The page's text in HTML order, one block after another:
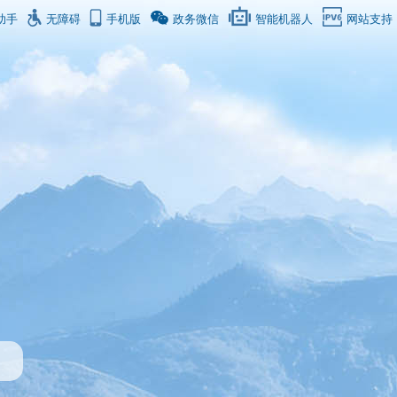
手 无障碍 手机版 政务微信 智能机器人 网站支持